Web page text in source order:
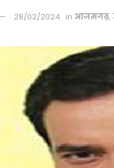
28/02/2024 in आजमगढ़,